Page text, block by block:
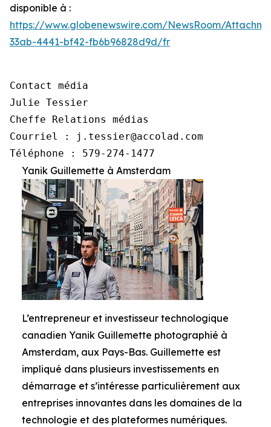
disponible à :
https://www.globenewswire.com/NewsRoom/
33ab-4441-bf42-fb6b96828d9d/fr
Contact média
Julie Tessier
Cheffe Relations médias
Courriel : j.tessier@accolad.com
Téléphone : 579-274-1477
Yanik Guillemette à Amsterdam
L’entrepreneur et investisseur technologique
canadien Yanik Guillemette photographié à
Amsterdam, aux Pays-Bas. Guillemette est
impliqué dans plusieurs investissements en
démarrage et s’intéresse particulièrement aux
entreprises innovantes dans les domaines de la
technologie et des plateformes numériques.